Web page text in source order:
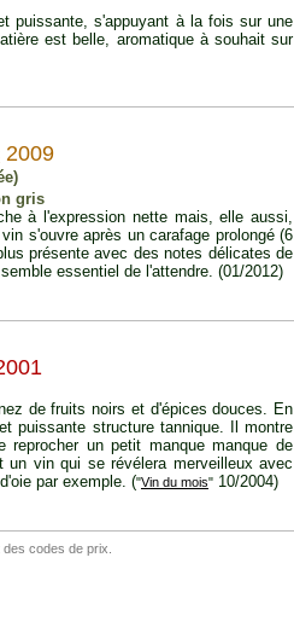
puissante, s'appuyant à la fois sur une
est belle, aromatique à souhait sur
2009
gris
à l'expression nette mais, elle aussi,
s'ouvre après un carafage prolongé (6
présente avec des notes délicates de
essentiel de l'attendre. (01/2012)
de fruits noirs et d'épices douces. En
puissante structure tannique. Il montre
un petit manque manque de
un vin qui se révélera merveilleux avec
par exemple. ("Vin du mois" 10/2004)
codes de prix.